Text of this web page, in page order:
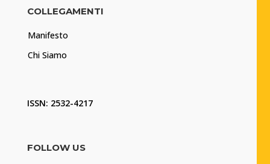
COLLEGAMENTI
Manifesto
Chi Siamo
ISSN: 2532-4217
FOLLOW US